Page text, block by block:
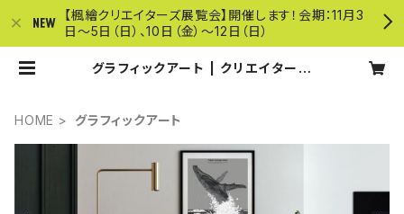
【楓繪クリエイターズ展覧会】開催します！会期：11月3
日〜5日（日）、10日（金）〜12日（日）
グラフィックアート | クリエイターズ
HOME グラフィックアート